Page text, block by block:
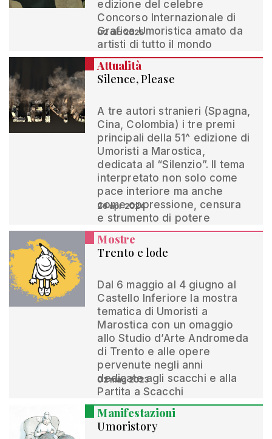
edizione del celebre
Concorso Internazionale di
Grafica Umoristica amato da
artisti di tutto il mondo
02 dic 2025
Attualità
Silence, Please
A tre autori stranieri (Spagna,
Cina, Colombia) i tre premi
principali della 51^ edizione di
Umoristi a Marostica,
dedicata al “Silenzio”. Il tema
interpretato non solo come
pace interiore ma anche
come oppressione, censura
e strumento di potere
26 apr 2024
Mostre
Trento e lode
Dal 6 maggio al 4 giugno al
Castello Inferiore la mostra
tematica di Umoristi a
Marostica con un omaggio
allo Studio d’Arte Andromeda
di Trento e alle opere
pervenute negli anni
dedicate agli scacchi e alla
Partita a Scacchi
02 mag 2023
Manifestazioni
Umoristory